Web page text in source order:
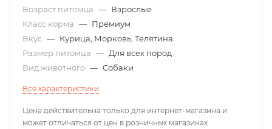
Возраст питомца — Взрослые
Класс корма — Премиум
Вкус — Курица, Морковь, Телятина
Размер питомца — Для всех пород
Вид животного — Собаки
Все характеристики
Цена действительна только для интернет-магазина и
может отличаться от цен в розничных магазинах